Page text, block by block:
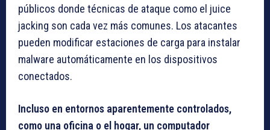
públicos donde técnicas de ataque como el juice
jacking son cada vez más comunes. Los atacantes
pueden modificar estaciones de carga para instalar
malware automáticamente en los dispositivos
conectados.
Incluso en entornos aparentemente controlados,
como una oficina o el hogar, un computador